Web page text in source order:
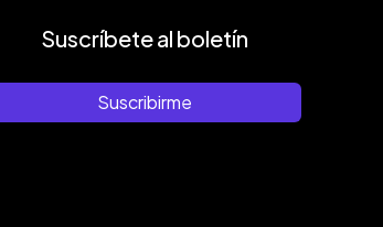
Suscríbete al boletín
Suscribirme